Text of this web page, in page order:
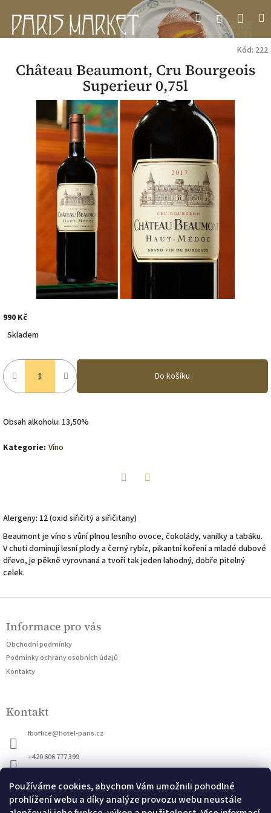
Používáme cookies, abychom Vám umožnili pohodlné
prohlížení webu a díky analýze provozu webu neustále
obsah
HledatPřihlášení
Kód: 222
Château Beaumont, Cru Bourgeois
Superieur 0,75l
990 Kč
Měrná
cena:
Skladem
Do košíku
Obsah alkoholu: 13,50%
Kategorie: Víno
Alergeny: 12 (oxid siřičitý a siřičitany)
Beaumont je víno s vůní plnou lesního ovoce, čokolády, vanilky a tabáku.
V chuti dominují lesní plody a černý rybíz, pikantní koření a mladé dubové
dřevo, je pěkně vyrovnaná a tvoří tak jeden lahodný, dobře pitelný
celek.
Z
pInformace pro vás
Obchodní podmínky
Podmínky ochrany osobních údajů
Kontakty
Kontakt
fboffice@hotel-paris.cz
+420 606 777 399